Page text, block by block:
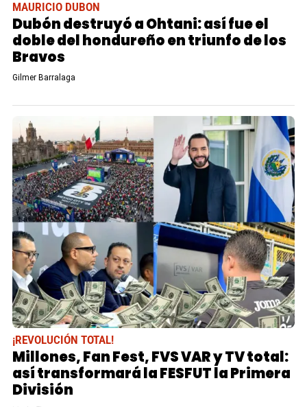
MAURICIO DUBON
Dubón destruyó a Ohtani: así fue el
doble del hondureño en triunfo de los
Bravos
Gilmer Barralaga
¡REVOLUCIÓN TOTAL!
Millones, Fan Fest, FVS VAR y TV total:
así transformará la FESFUT la Primera
División